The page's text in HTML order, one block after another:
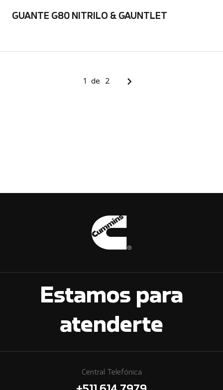
GUANTE G80 NITRILO & GAUNTLET
1 de 2
Estamos para
atenderte
Central Telefónica